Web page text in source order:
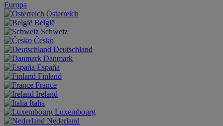
Europa
Österreich
België
Schweiz
Česko
Deutschland
Danmark
España
Finland
France
Ireland
Italia
Luxembourg
Nederland